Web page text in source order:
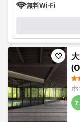
無料Wi-Fi